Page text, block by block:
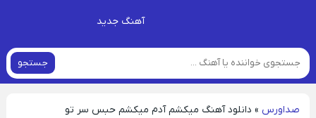
آهنگ جدید
جستجو
صداورس » دانلود آهنگ میکشم آدم میکشم حبس سر تو